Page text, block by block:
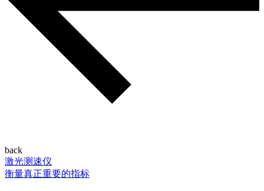
back
激光测速仪
衡量真正重要的指标